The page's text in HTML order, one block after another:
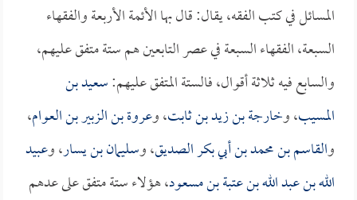
المسائل في كتب الفقه، يقال: قال بها الأئمة الأربعة والفقهاء
السبعة، الفقهاء السبعة في عصر التابعين هم ستة متفق عليهم،
والسابع فيه ثلاثة أقوال، فالستة المتفق عليهم:سعيد بن
المسيب، وخارجة بن زيد بن ثابت، وعروة بن الزبير بن العوام،
والقاسم بن محمد بن أبي بكر الصديق، وسليمان بن يسار، وعبيد
الله بن عبد الله بن عتبة بن مسعود، هؤلاء ستة متفق على عدهم